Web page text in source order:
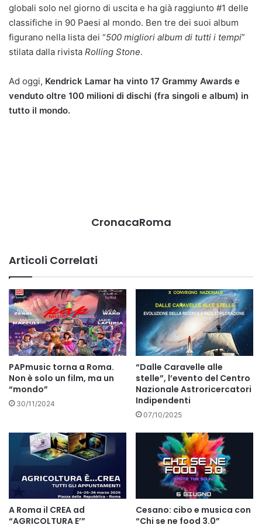
globali solo nel giorno di uscita e ha già raggiunto #1 delle
classifiche in 90 Paesi al mondo. Ben tre dei suoi album
figurano nella lista dei “500 migliori album di tutti i tempi”
stilata dalla rivista Rolling Stone.
Ad oggi, Kendrick Lamar ha vinto 17 Grammy Awards e
venduto oltre 100 milioni di dischi (fra singoli e album) in
tutto il mondo.
CronacaRoma
Articoli Correlati
PAPmusic torna a Roma.
Non è solo un film, ma un
“mondo”
30/11/2024
“Dalle Caravelle alle
stelle”, l’evento del Centro
Nazionale Astroricercatori
Indipendenti
07/10/2025
A Roma il CREA ad
“AGRICOLTURA E’”
Cesano: cibo e musica con
“Chi se ne food 3.0”